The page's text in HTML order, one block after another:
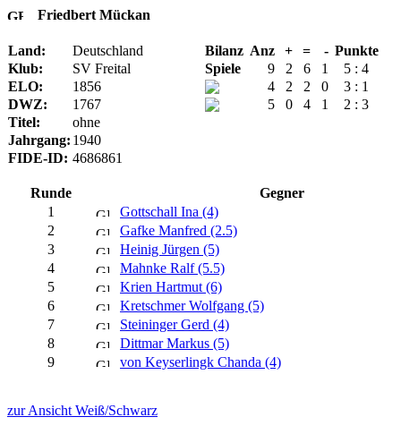
Friedbert Mückan
Land: Deutschland Bilanz Anz + = - Punkte
Klub:
SV Freital Spiele 9 2 6 1
5 : 4
ELO:
1856 4 2 2 0
3 : 1
DWZ:
1767 5 0 4 1
2 : 3
Titel:
ohne
Jahrgang: 1940
FIDE-ID: 4686861
Runde
Gegner
1
Gottschall Ina (4)
2
Gafke Manfred (2.5)
3
Heinig Jürgen (5)
4
Mahnke Ralf (5.5)
5
Krien Hartmut (6)
6
Kretschmer Wolfgang (5)
7
Steininger Gerd (4)
8
Dittmar Markus (5)
9
von Keyserlingk Chanda (4)
zur Ansicht Weiß/Schwarz